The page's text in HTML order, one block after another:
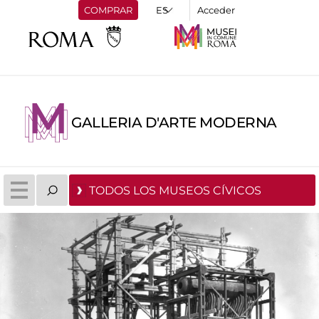
COMPRAR Acceder
GALLERIA D'ARTE MODERNA
TODOS LOS MUSEOS CÍVICOS